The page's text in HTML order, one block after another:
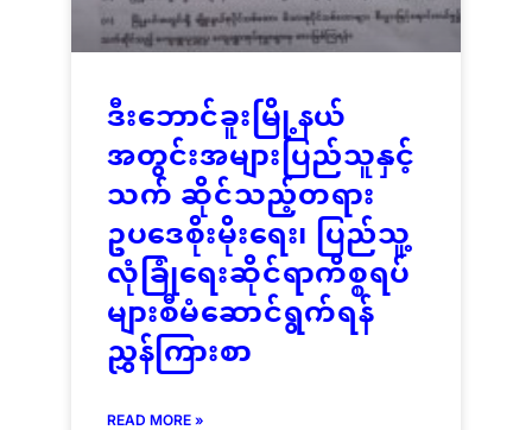
ဒီးဘောင်ခူးမြို့နယ်
အတွင်းအများပြည်သူနှင့်
သက် ဆိုင်သည့်တရား
ဥပဒေစိုးမိုးရေး၊ ပြည်သူ့
လုံခြုံရေးဆိုင်ရာကိစ္စရပ်
များစီမံဆောင်ရွက်ရန်
ညွှန်ကြားစာ
READ MORE »